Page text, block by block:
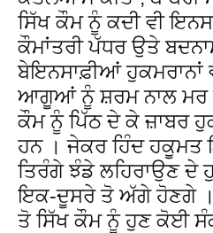
ਸਿੱਖ ਕੌਮ ਨੂੰ ਕਦੀ ਵੀ
ਕੌਮਾਂਤਰੀ ਪੱਧਰ ਉਤੇ
ਬੇਇਨਸਾਫ਼ੀਆਂ ਹੁਕਮਰਾਨਾਂ
ਆਗੂਆਂ ਨੂੰ ਸ਼ਰਮ ਨਾਲ ਮਰ
ਕੌਮ ਨੂੰ ਪਿੱਠ ਦੇ ਕੇ ਜ਼ਾਬਰ
ਹਨ । ਜੇਕਰ ਹਿੰਦ ਹਕੂਮਤ
ਤਿਰੰਗੇ ਝੰਡੇ ਲਹਿਰਾਉਣ ਦੇ
ਇਕ-ਦੂਸਰੇ ਤੋ ਅੱਗੇ ਹੋਣਗੇ ।
ਤੋ ਸਿੱਖ ਕੌਮ ਨੂੰ ਹੁਣ ਕੋਈ